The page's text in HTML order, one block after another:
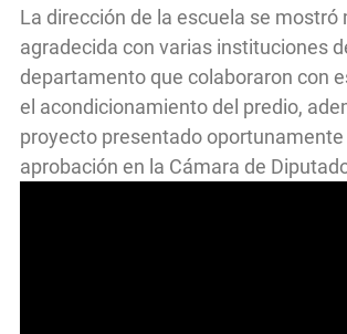
La dirección de la escuela se mostró
agradecida con varias instituciones
departamento que colaboraron con
el acondicionamiento del predio,
proyecto presentado oportunamente
aprobación en la Cámara de